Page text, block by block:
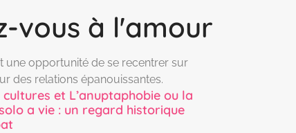
vous à l'amour
une opportunité de se recentrer sur
des relations épanouissantes.
et L’anuptaphobie ou la
a vie : un regard historique